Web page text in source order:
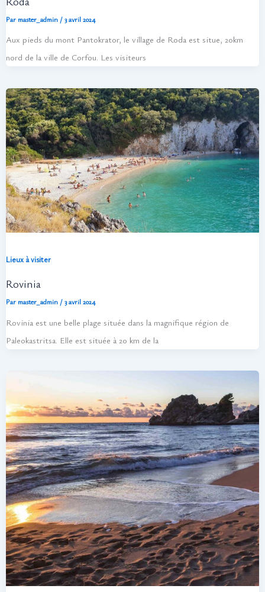
Par master_admin / 3 avril 2024
Aux pieds du mont Pantokrator, le village de Roda est situe, 20km
nord de la ville de Corfou. Les visiteurs
Lieux à visiter
Rovinia
Par master_admin / 3 avril 2024
Rovinia est une belle plage située dans la magnifique région de
Paleokastritsa. Elle est située à 20 km de la